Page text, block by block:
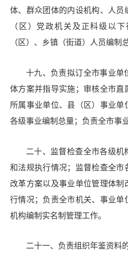
体、群众团体的内设机构、人员
（区）党政机关 及正科级以下
（区） 、乡镇（街道） 人员编制
十九、 负责拟订全市事业单
体方案并指导实施；审核全市直
所属事业单位、县（区）事业单
各级事业编制总量；负责全市事
二十、
监督检查全市各级机
和法规执行情况；监督检查全市
改革方案以及事业单位管理体制
行情况；负责全市机关、事业单
机构编制实名制管理工作。
二十一、 负责组织年鉴资料